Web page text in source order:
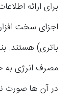
برای ارائه
اجزای سخت
باتری) هستند.
مصرف انرژی به
در آن ها صورت